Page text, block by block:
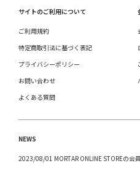
サイトのご利用について
ご利用規約
特定商取引法に基づく表記
プライバシーポリシー
お問い合わせ
よくある質問
NEWS
2023/08/01 MORTAR ONLINE STOREの会